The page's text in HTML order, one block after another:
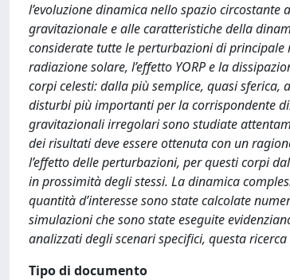
l’evoluzione dinamica nello spazio
gravitazionale e alle caratteristiche della
considerate tutte le perturbazioni di principale
radiazione solare, l’effetto YORP e la
corpi celesti: dalla più semplice, quasi
disturbi più importanti per la corrispondente
gravitazionali irregolari sono studiate
dei risultati deve essere ottenuta con un
l’effetto delle perturbazioni, per questi corpi
in prossimità degli stessi. La dinamica
quantità d’interesse sono state calcolate
simulazioni che sono state eseguite
analizzati degli scenari specifici, questa
Tipo di documento